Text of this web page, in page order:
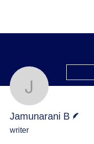
Jamunarani B
writer